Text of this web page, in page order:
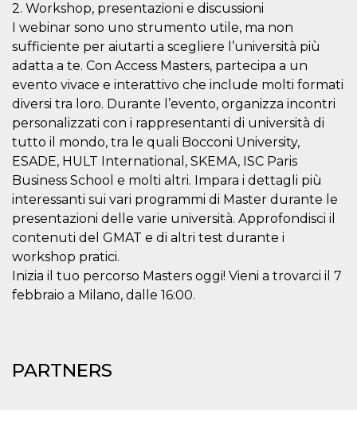
2. Workshop, presentazioni e discussioni
I webinar sono uno strumento utile, ma non
sufficiente per aiutarti a scegliere l’università più
adatta a te. Con Access Masters, partecipa a un
evento vivace e interattivo che include molti formati
diversi tra loro. Durante l’evento, organizza incontri
personalizzati con i rappresentanti di università di
tutto il mondo, tra le quali Bocconi University,
ESADE, HULT International, SKEMA, ISC Paris
Business School e molti altri. Impara i dettagli più
interessanti sui vari programmi di Master durante le
presentazioni delle varie università. Approfondisci il
contenuti del GMAT e di altri test durante i
workshop pratici.
Inizia il tuo percorso Masters oggi! Vieni a trovarci il 7
febbraio a Milano, dalle 16:00.
PARTNERS
preferences.
It is
necessary
for Cookie-
Script.com
cookie
banner to
work
properly.
m
Stripe
m.stripe.com
1 year 1
month
This cookie
is generally
used for
performance
and
optimization
of payment
processing
services,
facilitating
caching of
the browser
to make
Name